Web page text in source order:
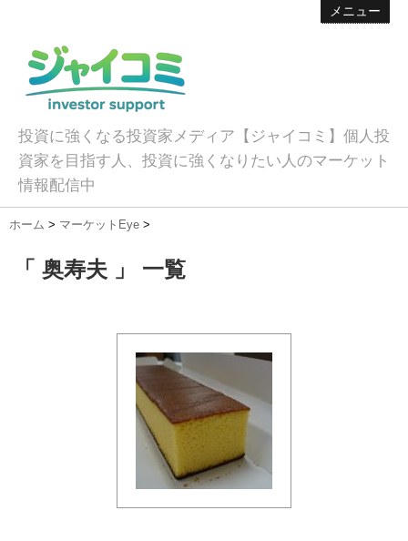
メニュー
投資に強くなる投資家メディア【ジャイコミ】個人投
資家を目指す人、投資に強くなりたい人のマーケット
情報配信中
ホーム > マーケットEye >
「 奥寿夫 」 一覧